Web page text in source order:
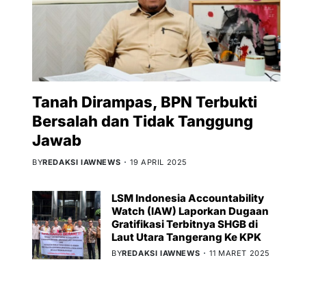
Tanah Dirampas, BPN Terbukti
Bersalah dan Tidak Tanggung
Jawab
BYREDAKSI IAWNEWS 19 APRIL 2025
LSM Indonesia Accountability
Watch (IAW) Laporkan Dugaan
Gratifikasi Terbitnya SHGB di
Laut Utara Tangerang Ke KPK
BYREDAKSI IAWNEWS 11 MARET 2025